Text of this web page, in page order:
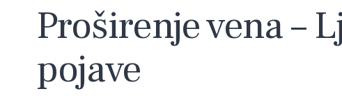
Proširenje vena –
pojave